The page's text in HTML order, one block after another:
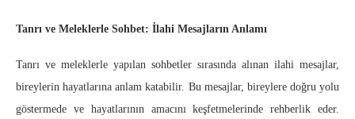
Tanrı ve Meleklerle Sohbet: İlahi Mesajların Anlamı
Tanrı ve meleklerle yapılan sohbetler sırasında alınan ilahi mesajlar,
bireylerin hayatlarına anlam katabilir. Bu mesajlar, bireylere doğru yolu
göstermede ve hayatlarının amacını keşfetmelerinde rehberlik eder.